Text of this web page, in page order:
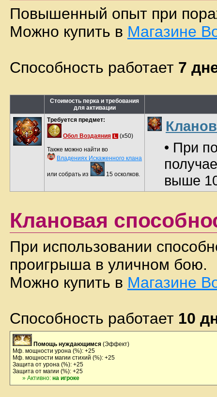
Повышенный опыт при
Можно купить в Магазине
Способность работает 7
Стоимость перка и требования
для активации
Требуется предмет:
Обол Воздаяния L (x50)
Также можно найти во
Владениях Искаженного клана
или собрать из 15 осколков.
• При
выше
Клановая
При использовании
проигрыша в уличном бою.
Можно купить в Магазине
Способность работает 10
Помощь нуждающимся (Эффект)
Мф. мощности урона (%): +25
Мф. мощности магии стихий (%): +25
Защита от урона (%): +25
Защита от магии (%): +25
» Активно: на игроке